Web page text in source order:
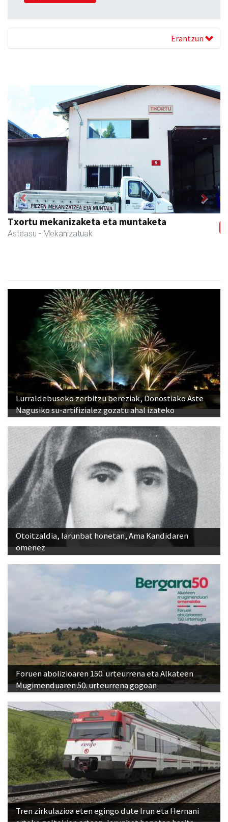
Erantzun
Txortu mekanizaketa eta muntaketa
Asteasu - Mekanizatuak
Previous Next
Lurraldebuseko zerbitzu bereziak, Donostiako Aste
Nagusiko su-artifizialez gozatu ahal izateko
Otoitzaldia, larunbat honetan, Ama Kandidaren
omenez
Foruen abolizioaren 150. urteurrena eta Alkateen
Mugimenduaren 50. urteurrena gogoan
Tren zirkulazioa eten egingo dute Irun eta Hernani